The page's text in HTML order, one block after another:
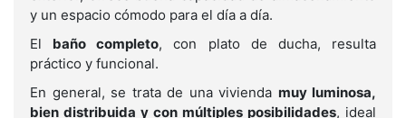
y un espacio cómodo para el día a día.
El baño completo, con plato de ducha, resulta
práctico y funcional.
En general, se trata de una vivienda muy luminosa,
bien distribuida y con múltiples posibilidades, ideal